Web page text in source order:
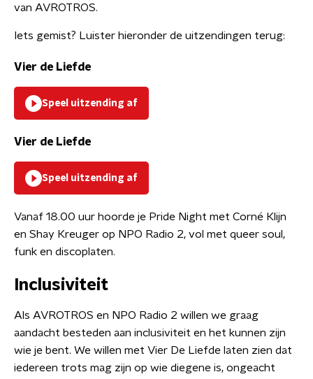
van AVROTROS.
Iets gemist? Luister hieronder de uitzendingen terug:
Vier de Liefde
Speel uitzending af
Vier de Liefde
Speel uitzending af
Vanaf 18.00 uur hoorde je Pride Night met Corné Klijn
en Shay Kreuger op NPO Radio 2, vol met queer soul,
funk en discoplaten.
Inclusiviteit
Als AVROTROS en NPO Radio 2 willen we graag
aandacht besteden aan inclusiviteit en het kunnen zijn
wie je bent. We willen met Vier De Liefde laten zien dat
iedereen trots mag zijn op wie diegene is, ongeacht